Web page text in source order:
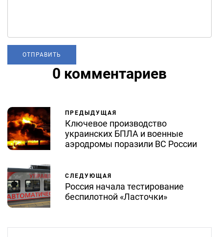
0 комментариев
ПРЕДЫДУЩАЯ
Ключевое производство
украинских БПЛА и военные
аэродромы поразили ВС России
СЛЕДУЮЩАЯ
Россия начала тестирование
беспилотной «Ласточки»